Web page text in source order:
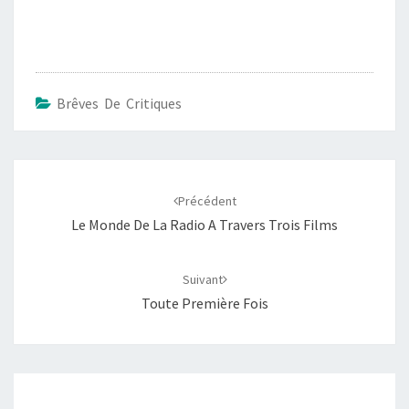
Brêves De Critiques
Précédent
Le Monde De La Radio A Travers Trois Films
Suivant
Toute Première Fois